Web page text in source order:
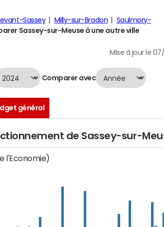
Sassey Milly-sur-Bradon
Saulmory-
Sassey-sur-Meuse à une autre ville
Mise à jour le 07/
Comparer avec
général
de Sassey-sur-
l'Economie)